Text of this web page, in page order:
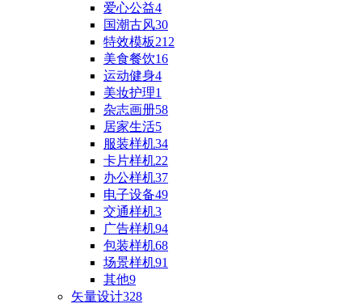
爱心公益4
国潮古风30
特效模板212
美食餐饮16
运动健身4
美妆护理1
杂志画册58
居家生活5
服装样机34
卡片样机22
办公样机37
电子设备49
交通样机3
广告样机94
包装样机68
场景样机91
其他9
矢量设计328